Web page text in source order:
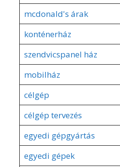
mcdonald's árak
konténerház
szendvicspanel ház
mobilház
célgép
célgép tervezés
egyedi gépgyártás
egyedi gépek